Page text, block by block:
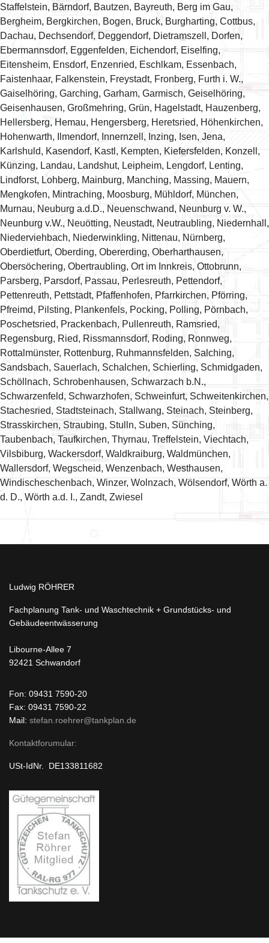
Staffelstein, Bärndorf, Bautzen, Bayreuth, Berg im Gau,
Bergheim, Bergkirchen, Bogen, Bruck, Burgharting, Cottbus,
Dachau, Dechsendorf, Deggendorf, Dietramszell, Dorfen,
Ebermannsdorf, Eggenfelden, Eichendorf, Eiselfing,
Eitensheim, Ensdorf, Enzenried, Eschlkam, Essenbach,
Faistenhaar, Falkenstein, Freystadt, Fronberg, Furth i. W.,
Gaiselhöring, Garching, Garham, Garmisch, Geiselhöring,
Geisenhausen, Großmehring, Grün, Hagelstadt, Hauzenberg,
Hellersberg, Hemau, Hengersberg, Heretsried, Höhenkirchen,
Hohenwarth, Ilmendorf, Innernzell, Inzing, Isen, Jena,
Karlshuld, Kasendorf, Kastl, Kempten, Kiefersfelden, Konzell,
Künzing, Landau, Landshut, Leipheim, Lengdorf, Lenting,
Lindforst, Lohberg, Mainburg, Manching, Massing, Mauern,
Mengkofen, Mintraching, Moosburg, Mühldorf, München,
Murnau, Neuburg a.d.D., Neuenschwand, Neunburg v. W.,
Neunburg v.W., Neuötting, Neustadt, Neutraubling, Niedernhall,
Niederviehbach, Niederwinkling, Nittenau, Nürnberg,
Oberdietfurt, Oberding, Obererding, Oberharthausen,
Obersöchering, Obertraubling, Ort im Innkreis, Ottobrunn,
Parsberg, Parsdorf, Passau, Perlesreuth, Pettendorf,
Pettenreuth, Pettstadt, Pfaffenhofen, Pfarrkirchen, Pförring,
Pfreimd, Pilsting, Plankenfels, Pocking, Polling, Pörnbach,
Poschetsried, Prackenbach, Pullenreuth, Ramsried,
Regensburg, Ried, Rissmannsdorf, Roding, Ronnweg,
Rottalmünster, Rottenburg, Ruhmannsfelden, Salching,
Sandsbach, Sauerlach, Schalchen, Schierling, Schmidgaden,
Schöllnach, Schrobenhausen, Schwarzach b.N.,
Schwarzenfeld, Schwarzhofen, Schweinfurt, Schweitenkirchen,
Stachesried, Stadtsteinach, Stallwang, Steinach, Steinberg,
Strasskirchen, Straubing, Stulln, Suben, Sünching,
Taubenbach, Taufkirchen, Thyrnau, Treffelstein, Viechtach,
Vilsbiburg, Wackersdorf, Waldkraiburg, Waldmünchen,
Wallersdorf, Wegscheid, Wenzenbach, Westhausen,
Windischeschenbach, Winzer, Wolnzach, Wölsendorf, Wörth a.
d. D., Wörth a.d. I., Zandt, Zwiesel
Ludwig RÖHRER
Fachplanung Tank- und Waschtechnik + Grundstücks- und
Gebäudeentwässerung
Libourne-Allee 7
92421 Schwandorf
Fon: 09431 7590-20
Fax: 09431 7590-22
Mail: stefan.roehrer@tankplan.de
Kontaktforumular:
USt-IdNr. DE133811682